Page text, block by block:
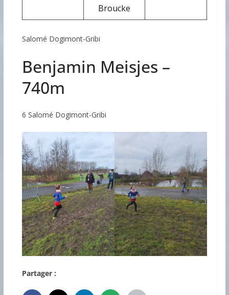
Broucke
Salomé Dogimont-Gribi
Benjamin Meisjes –
740m
6 Salomé Dogimont-Gribi
Partager :